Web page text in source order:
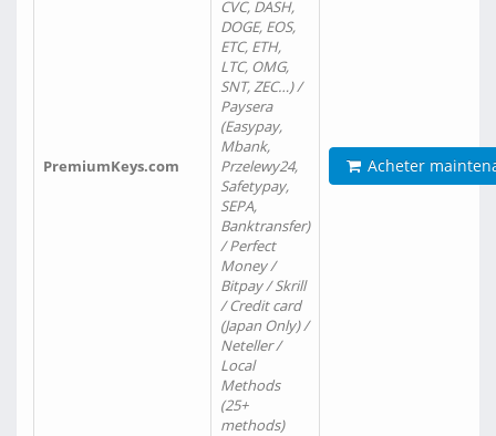
PremiumKeys.com
CVC, DASH,
DOGE, EOS,
ETC, ETH,
LTC, OMG,
SNT, ZEC…) /
Paysera
(Easypay,
Mbank,
Przelewy24,
Safetypay,
SEPA,
Banktransfer)
/ Perfect
Money /
Bitpay / Skrill
/ Credit card
(Japan Only) /
Neteller /
Local
Methods
(25+
methods)
Acheter